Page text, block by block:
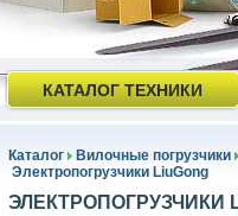
КАТАЛОГ ТЕХНИКИ
Каталог
Вилочные погрузчики
Электропогрузчики LiuGong
ЭЛЕКТРОПОГРУЗЧИКИ